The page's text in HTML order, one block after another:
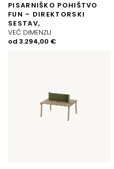
PISARNIŠKO POHIŠTVO
FUN – DIREKTORSKI
SESTAV,
VEČ DIMENZIJ
od 3.294,00 €